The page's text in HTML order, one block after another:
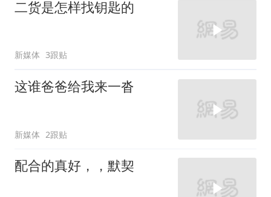
二货是怎样找钥匙的
新媒体 3跟贴
这谁爸爸给我来一沓
新媒体 2跟贴
配合的真好，，默契